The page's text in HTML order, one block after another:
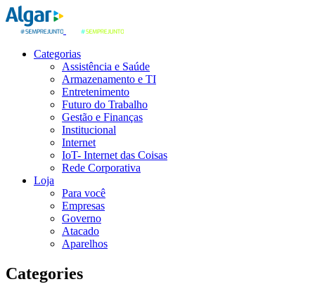
Categorias
Assistência e Saúde
Armazenamento e TI
Entretenimento
Futuro do Trabalho
Gestão e Finanças
Institucional
Internet
IoT- Internet das Coisas
Rede Corporativa
Loja
Para você
Empresas
Governo
Atacado
Aparelhos
Categories